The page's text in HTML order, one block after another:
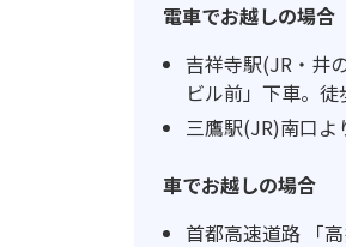
電車でお越しの場合
吉祥寺駅(JR・井
ビル前」下車。徒
三鷹駅(JR)南口
車でお越しの場合
首都高速道路 「